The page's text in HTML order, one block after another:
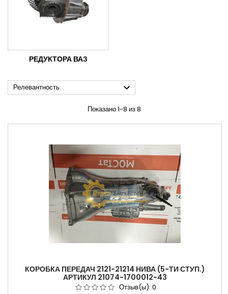
РЕДУКТОРА ВАЗ
Релевантность 
Показано 1-8 из 8
КОРОБКА ПЕРЕДАЧ 2121-21214 НИВА (5-ТИ СТУП.)
АРТИКУЛ 21074-1700012-43
Отзыв(ы): 0